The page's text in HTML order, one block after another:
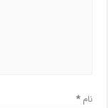
نام*